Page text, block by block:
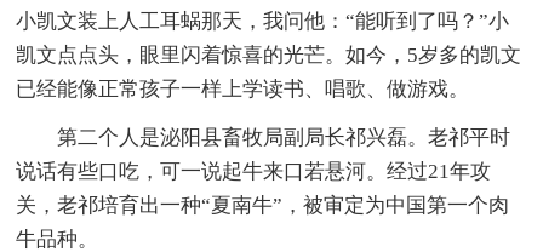
小凯文装上人工耳蜗那天，我问他：“能听到了吗？”小
凯文点点头，眼里闪着惊喜的光芒。如今，5岁多的凯文
已经能像正常孩子一样上学读书、唱歌、做游戏。
第二个人是泌阳县畜牧局副局长祁兴磊。老祁平时
说话有些口吃，可一说起牛来口若悬河。经过21年攻
关，老祁培育出一种“夏南牛”，被审定为中国第一个肉
牛品种。